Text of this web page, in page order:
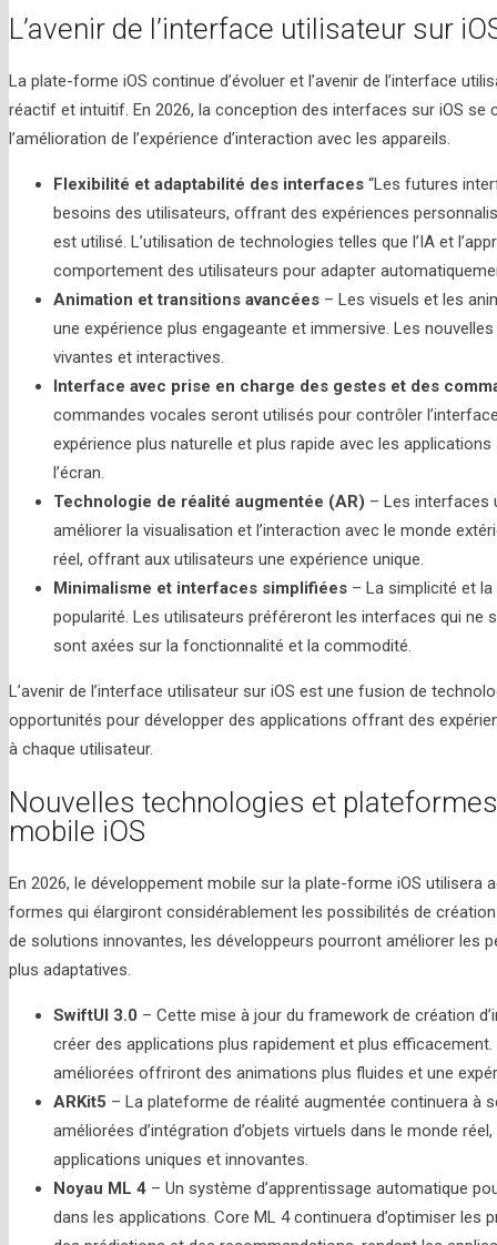
L’avenir de l’interface utilisateur sur
La plate-forme iOS continue d’évoluer et l’avenir de l’interface
réactif et intuitif. En 2026, la conception des interfaces sur iOS
l’amélioration de l’expérience d’interaction avec les appareils.
Flexibilité et adaptabilité des interfaces “Les futures
besoins des utilisateurs, offrant des expériences
est utilisé. L’utilisation de technologies telles que l’IA et
comportement des utilisateurs pour adapter
Animation et transitions avancées – Les visuels et les
une expérience plus engageante et immersive. Les
vivantes et interactives.
Interface avec prise en charge des gestes et des
commandes vocales seront utilisés pour contrôler
expérience plus naturelle et plus rapide avec les
l’écran.
Technologie de réalité augmentée (AR) – Les interfaces
améliorer la visualisation et l’interaction avec le monde
réel, offrant aux utilisateurs une expérience unique.
Minimalisme et interfaces simplifiées – La simplicité et
popularité. Les utilisateurs préféreront les interfaces qui ne
sont axées sur la fonctionnalité et la commodité.
L’avenir de l’interface utilisateur sur iOS est une fusion de
opportunités pour développer des applications offrant des
à chaque utilisateur.
Nouvelles technologies et
mobile iOS
En 2026, le développement mobile sur la plate-forme iOS
formes qui élargiront considérablement les possibilités de
de solutions innovantes, les développeurs pourront améliorer les
plus adaptatives.
SwiftUI 3.0 – Cette mise à jour du framework de création
créer des applications plus rapidement et plus
améliorées offriront des animations plus fluides et une
ARKit5 – La plateforme de réalité augmentée continuera à
améliorées d’intégration d’objets virtuels dans le monde
applications uniques et innovantes.
Noyau ML 4 – Un système d’apprentissage automatique
dans les applications. Core ML 4 continuera d’optimiser les